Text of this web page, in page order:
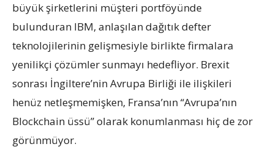
büyük şirketlerini müşteri portföyünde
bulunduran IBM, anlaşılan dağıtık defter
teknolojilerinin gelişmesiyle birlikte firmalara
yenilikçi çözümler sunmayı hedefliyor. Brexit
sonrası İngiltere’nin Avrupa Birliği ile ilişkileri
henüz netleşmemişken, Fransa’nın “Avrupa’nın
Blockchain üssü” olarak konumlanması hiç de zor
görünmüyor.